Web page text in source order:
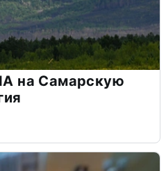
на Самарскую